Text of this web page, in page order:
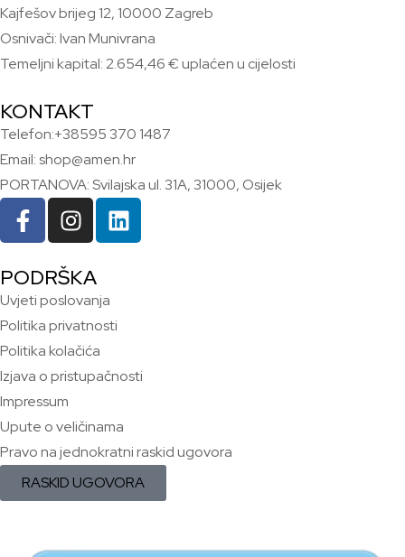
Kajfešov brijeg 12, 10000 Zagreb
Osnivači: Ivan Munivrana
Temeljni kapital: 2.654,46 € uplaćen u cijelosti
KONTAKT
Telefon:+38595 370 1487
Email: shop@amen.hr
PORTANOVA: Svilajska ul. 31A, 31000, Osijek
PODRŠKA
Uvjeti poslovanja
Politika privatnosti
Politika kolačića
Izjava o pristupačnosti
Impressum
Upute o veličinama
Pravo na jednokratni raskid ugovora
RASKID UGOVORA